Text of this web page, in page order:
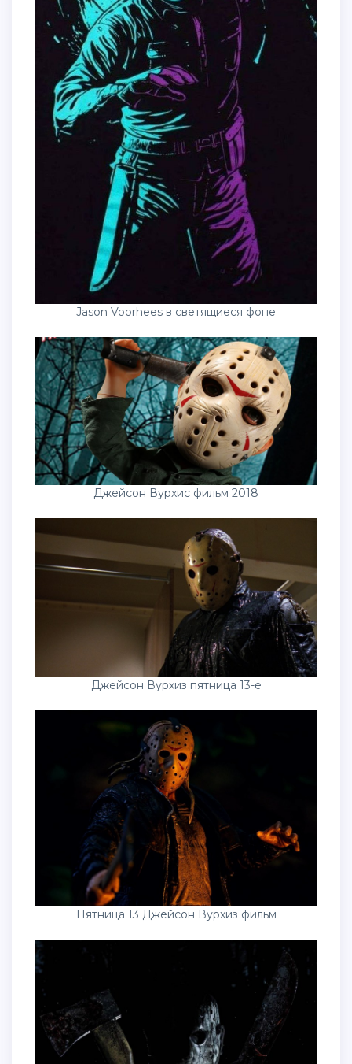
Jason Voorhees в светящиеся фоне
Джейсон Вурхис фильм 2018
Джейсон Вурхиз пятница 13-е
Пятница 13 Джейсон Вурхиз фильм